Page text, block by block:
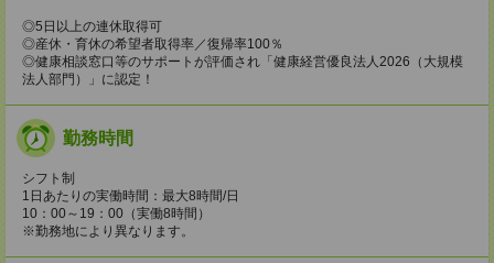
◎5日以上の連休取得可
◎産休・育休の希望者取得率／復帰率100％
◎健康相談窓口等のサポートが評価され「健康経営優良法人2026（大規模
法人部門）」に認定！
勤務時間
シフト制
1日あたりの実働時間：最大8時間/日
10：00～19：00（実働8時間）
※勤務地により異なります。